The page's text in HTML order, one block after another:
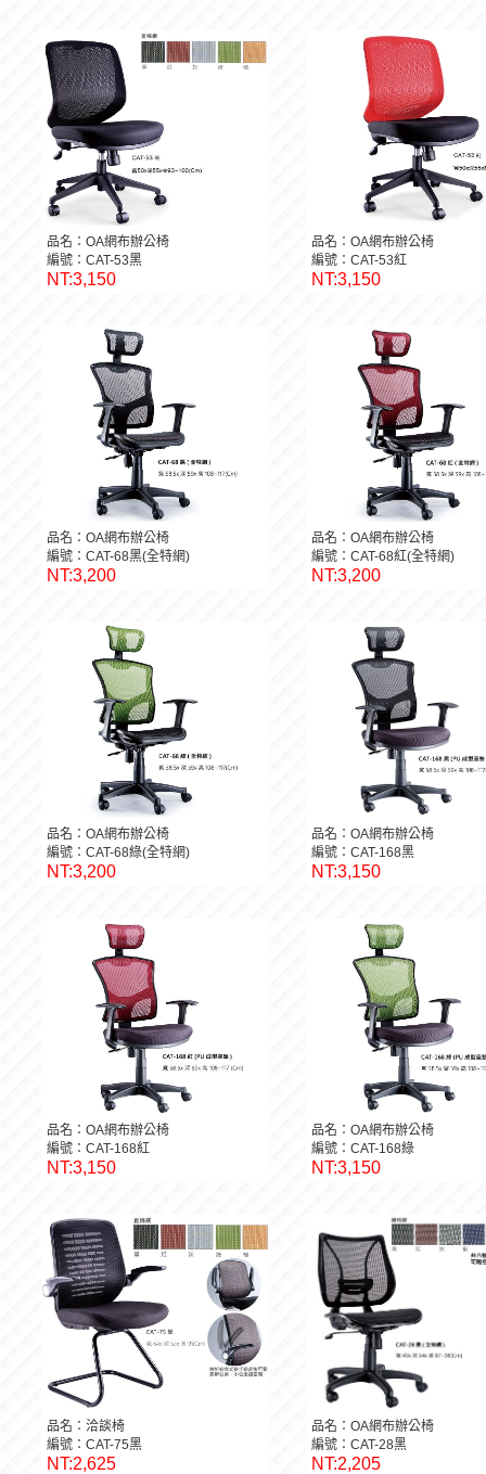
品名：OA網布辦公椅
編號：CAT-53黑
NT:3,150
品名：OA網布辦公椅
編號：CAT-53紅
NT:3,150
品名：OA網布辦公椅
編號：CAT-68黑(全特網)
NT:3,200
品名：OA網布辦公椅
編號：CAT-68紅(全特網)
NT:3,200
品名：OA網布辦公椅
編號：CAT-68綠(全特網)
NT:3,200
品名：OA網布辦公椅
編號：CAT-168黑
NT:3,150
品名：OA網布辦公椅
編號：CAT-168紅
NT:3,150
品名：OA網布辦公椅
編號：CAT-168綠
NT:3,150
品名：洽談椅
編號：CAT-75黑
NT:2,625
品名：OA網布辦公椅
編號：CAT-28黑
NT:2,205